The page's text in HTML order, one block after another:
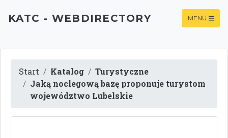
KATC - WEBDIRECTORY MENU
Start Katalog
Turystyczne
Jaką noclegową bazę proponuje turystom
województwo Lubelskie